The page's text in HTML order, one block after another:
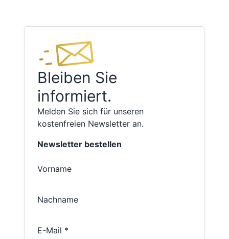
Bleiben Sie
informiert.
Melden Sie sich für unseren
kostenfreien Newsletter an.